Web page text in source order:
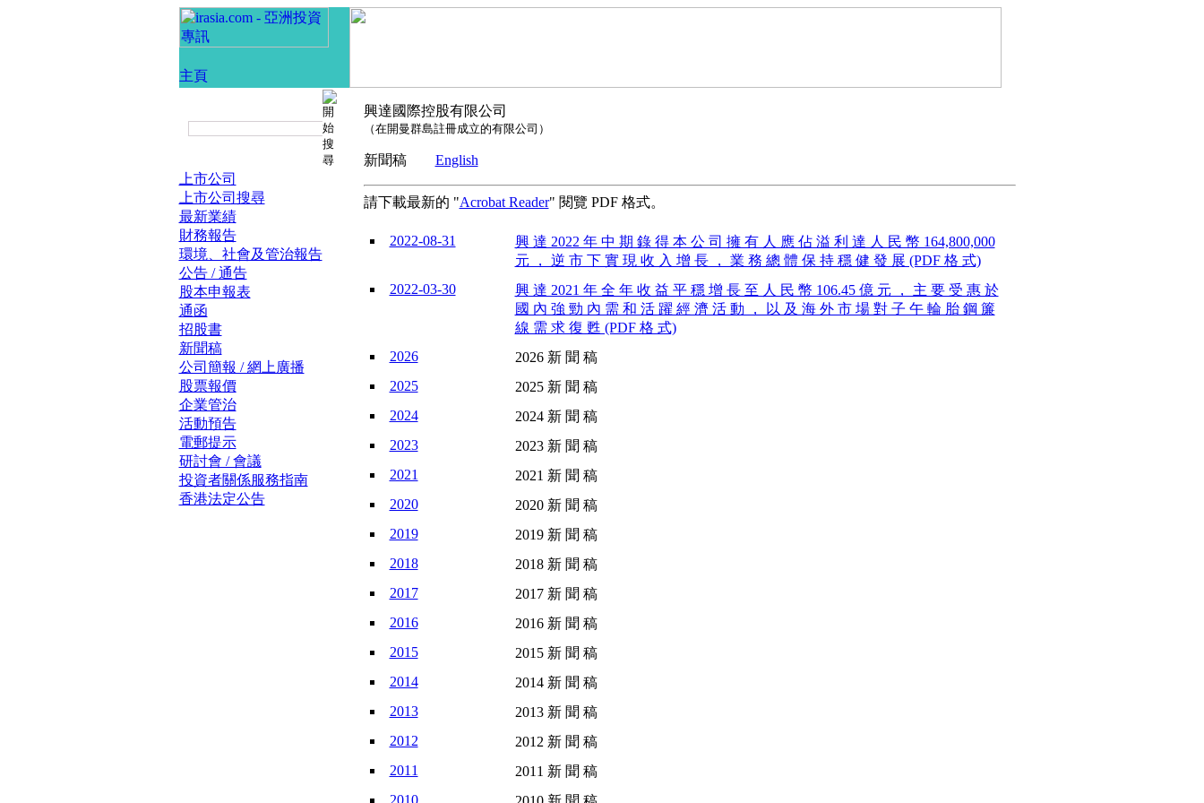
上市公司
上市公司搜尋
最新業績
財務報告
環境、社會及管治報告
公告 / 通告
股本申報表
通函
招股書
新聞稿
公司簡報 / 網上廣播
股票報價
企業管治
活動預告
電郵提示
研討會 / 會議
投資者關係服務指南
香港法定公告
興達國際控股有限公司
（在開曼群島註冊成立的有限公司）
新聞稿 English
請下載最新的 "Acrobat Reader" 閱覽 PDF 格式。
2022-08-31
興 達 2022 年 中 期 錄 得 本 公 司 擁 有 人 應 佔 溢 利 達 人 民 幣 164,800,000
元 ， 逆 市 下 實 現 收 入 增 長 ， 業 務 總 體 保 持 穩 健 發 展 (PDF 格 式)
2022-03-30
興 達 2021 年 全 年 收 益 平 穩 增 長 至 人 民 幣 106.45 億 元 ， 主 要 受 惠 於
國 內 強 勁 內 需 和 活 躍 經 濟 活 動 ， 以 及 海 外 市 場 對 子 午 輪 胎 鋼 簾
線 需 求 復 甦 (PDF 格 式)
2026
2026 新 聞 稿
2025
2025 新 聞 稿
2024
2024 新 聞 稿
2023
2023 新 聞 稿
2021
2021 新 聞 稿
2020
2020 新 聞 稿
2019
2019 新 聞 稿
2018
2018 新 聞 稿
2017
2017 新 聞 稿
2016
2016 新 聞 稿
2015
2015 新 聞 稿
2014
2014 新 聞 稿
2013
2013 新 聞 稿
2012
2012 新 聞 稿
2011
2011 新 聞 稿
2010